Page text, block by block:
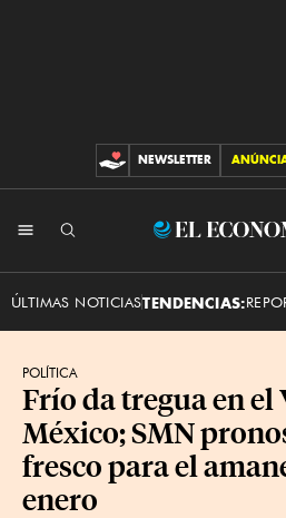
CONTRIBUCIONES
NEWSLETTER
El
ÚLTIMAS NOTICIASTENDENCIAS:
POLÍTICA
Frío da tregua en el
México; SMN
fresco para el
enero